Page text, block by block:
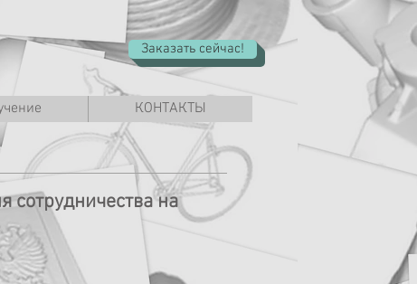
Заказать сейчас!
КОНТАКТЫ
сотрудничества на